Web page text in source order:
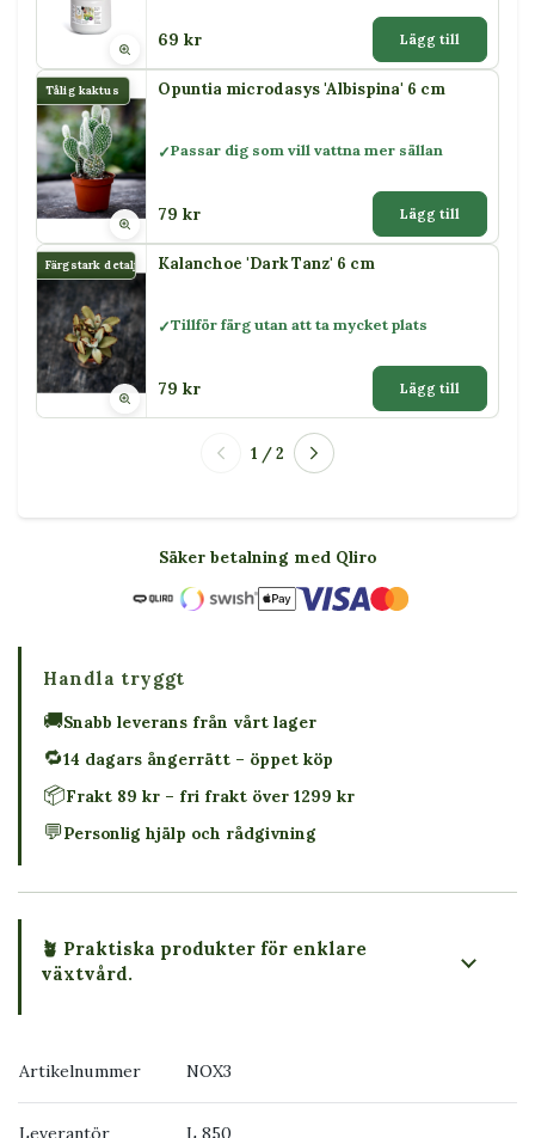
69 kr Lägg till
Tålig kaktus Opuntia microdasys 'Albispina' 6 cm
Passar dig som vill vattna mer sällan
79 kr Lägg till
Färgstark detalj Kalanchoe 'Dark Tanz' 6 cm
Tillför färg utan att ta mycket plats
79 kr Lägg till
1 / 2
Säker betalning med Qliro
Handla tryggt
🚚Snabb leverans från vårt lager
🔁14 dagars ångerrätt – öppet köp
📦Frakt 89 kr – fri frakt över 1299 kr
💬Personlig hjälp och rådgivning
🪴 Praktiska produkter för enklare
växtvård.
Artikelnummer NOX3
Leverantör L 850